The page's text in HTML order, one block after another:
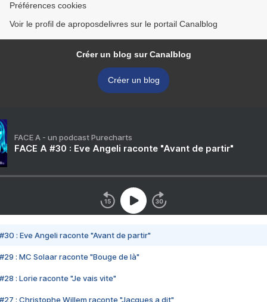
Préférences cookies
Voir le profil de aproposdelivres sur le portail Canalblog
Créer un blog sur Canalblog
Créer un blog
FACE A - un podcast Purecharts
FACE A #30 : Eve Angeli raconte "Avant de partir"
#30 : Eve Angeli raconte "Avant de partir"
#29 : MC Solaar raconte "Bouge de là"
#28 : Lorie raconte "Je vais vite"
#27 : Christophe Willem raconte "Jacques a dit"